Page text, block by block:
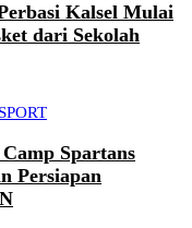
Kalsel Mulai
dari Sekolah
SPORT
Spartans
Persiapan